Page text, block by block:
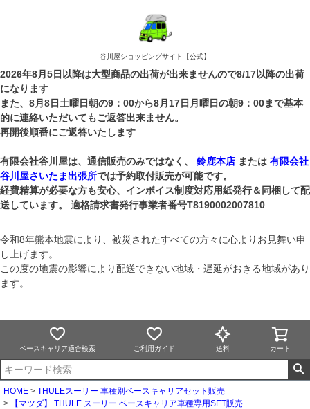
谷川屋ショッピングサイト【公式】
2026年8月5日以降は大型商品の出荷が出来ませんので8/17以降の出荷
になります
また、8月8日土曜日朝の9：00から8月17日月曜日の朝9：00まで基本
的に連絡いただいてもご返答出来ません。
再開後順番にご返答いたします
有限会社谷川屋は、通信販売のみではなく、 鈴鹿本店 または 有限会社
谷川屋さいたま出張所では予約取付販売が可能です。
経費精算が必要な方も安心、インボイス制度対応用紙発行＆同梱して配
送しています。 適格請求書発行事業者番号T8190002007810
令和8年熊本地震により、被災されたすべての方々に心よりお見舞い申
し上げます。
この度の地震の影響により配送できない地域・遅延がおきる地域があり
ます。
ベースキャリア適合検索 ご利用ガイド 送料 カート
HOME
THULEスーリー 車種別ベースキャリアセット販売
【マツダ】 THULE スーリー ベースキャリア車種専用SET販売